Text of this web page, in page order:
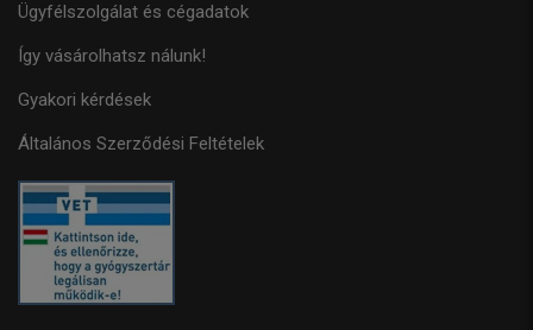
Ügyfélszolgálat és cégadatok
Így vásárolhatsz nálunk!
Gyakori kérdések
Általános Szerződési Feltételek